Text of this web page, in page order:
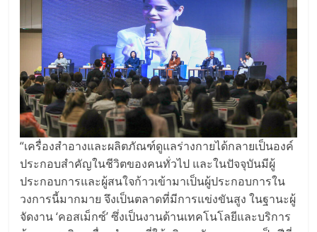
“เครื่องสำอางและผลิตภัณฑ์ดูแลร่างกายได้กลายเป็นองค์
ประกอบสำคัญในชีวิตของคนทั่วไป และในปัจจุบันมีผู้
ประกอบการและผู้สนใจก้าวเข้ามาเป็นผู้ประกอบการใน
วงการนี้มากมาย จึงเป็นตลาดที่มีการแข่งขันสูง ในฐานะผู้
จัดงาน ‘คอสเม็กซ์’ ซึ่งเป็นงานด้านเทคโนโลยีและบริการ